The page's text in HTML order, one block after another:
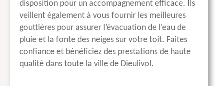
disposition pour un accompagnement efficace. Ils
veillent également à vous fournir les meilleures
gouttières pour assurer l’évacuation de l’eau de
pluie et la fonte des neiges sur votre toit. Faites
confiance et bénéficiez des prestations de haute
qualité dans toute la ville de Dieulivol.